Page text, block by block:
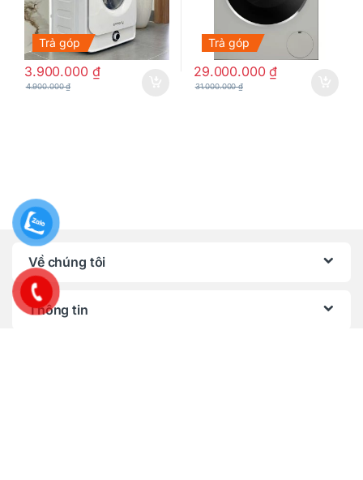
Trả góp
3.900.000 ₫
4.900.000₫
Trả góp
29.000.000₫
31.000.000₫
Về chúng tôi
Thông tin